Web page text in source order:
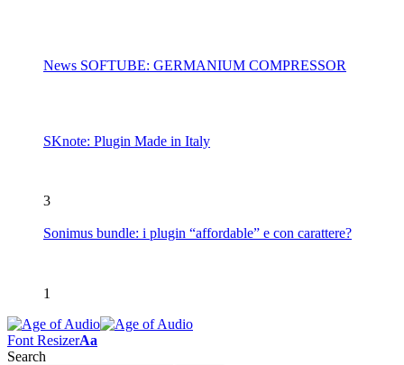
News SOFTUBE: GERMANIUM COMPRESSOR
SKnote: Plugin Made in Italy
3
Sonimus bundle: i plugin “affordable” e con carattere?
1
Font ResizerAa
Search